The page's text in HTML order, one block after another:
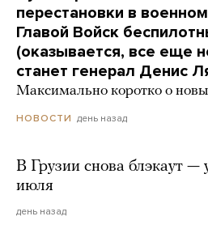
перестановки в
Главой Войск
(оказывается, все еще
станет генерал Денис
Максимально коротко о
НОВОСТИ день назад
В Грузии снова блэкаут —
июля
день назад